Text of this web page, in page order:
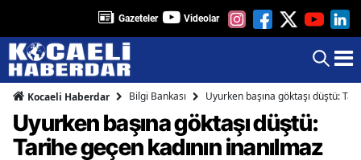
Gazeteler Videolar
Kocaeli Haberdar Bilgi Bankası Uyurken başına göktaşı düştü:
Uyurken başına göktaşı düştü:
Tarihe geçen kadının inanılmaz